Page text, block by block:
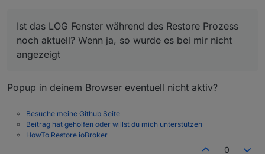
Konkret ist das aufgefallen, da durch den Admin
5.0.2 unter bestimmten Umständen (zwei Admin
Ist das LOG Fenster während des Restore Prozess
noch aktuell? Wenn ja, so wurde es bei mir nicht
angezeigt
Popup in deinem Browser eventuell nicht aktiv?
Besuche meine Github Seite
Beitrag hat geholfen oder willst du mich unterstützen
HowTo Restore ioBroker
0